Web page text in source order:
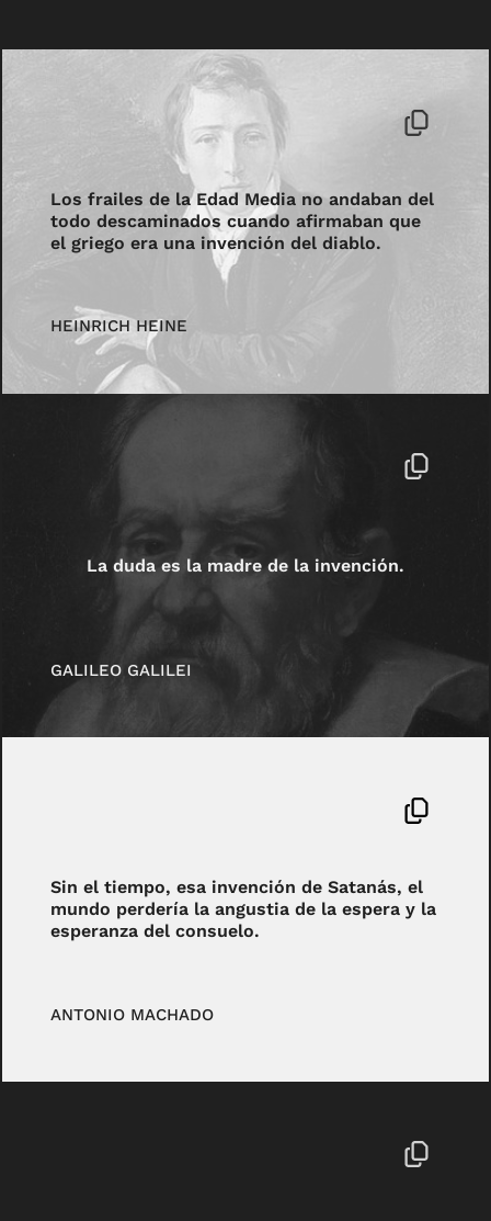
Los frailes de la Edad Media no andaban del
todo descaminados cuando afirmaban que
el griego era una invención del diablo.
HEINRICH HEINE
La duda es la madre de la invención.
GALILEO GALILEI
Sin el tiempo, esa invención de Satanás, el
mundo perdería la angustia de la espera y la
esperanza del consuelo.
ANTONIO MACHADO